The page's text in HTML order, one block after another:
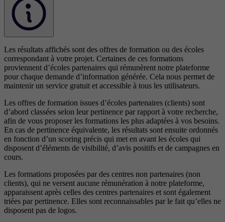
Les résultats affichés sont des offres de formation ou des écoles
correspondant à votre projet. Certaines de ces formations
proviennent d’écoles partenaires qui rémunèrent notre plateforme
pour chaque demande d’information générée. Cela nous permet de
maintenir un service gratuit et accessible à tous les utilisateurs.
Les offres de formation issues d’écoles partenaires (clients) sont
d’abord classées selon leur pertinence par rapport à votre recherche,
afin de vous proposer les formations les plus adaptées à vos besoins.
En cas de pertinence équivalente, les résultats sont ensuite ordonnés
en fonction d’un scoring précis qui met en avant les écoles qui
disposent d’éléments de visibilité, d’avis positifs et de campagnes en
cours.
Les formations proposées par des centres non partenaires (non
clients), qui ne versent aucune rémunération à notre plateforme,
apparaissent après celles des centres partenaires et sont également
triées par pertinence. Elles sont reconnaissables par le fait qu’elles ne
disposent pas de logos.